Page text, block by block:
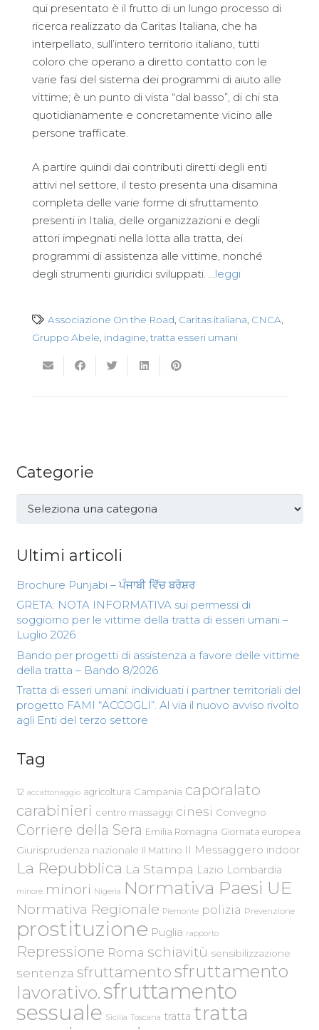
qui presentato è il frutto di un lungo processo di
ricerca realizzato da Caritas Italiana, che ha
interpellato, sull’intero territorio italiano, tutti
coloro che operano a diretto contatto con le
varie fasi del sistema dei programmi di aiuto alle
vittime; è un punto di vista “dal basso”, di chi sta
quotidianamente e concretamente vicino alle
persone trafficate.
A partire quindi dai contributi diretti degli enti
attivi nel settore, il testo presenta una disamina
completa delle varie forme di sfruttamento
presenti in Italia, delle organizzazioni e degli
attori impegnati nella lotta alla tratta, dei
programmi di assistenza alle vittime, nonché
degli strumenti giuridici sviluppati. … leggi
Associazione On the Road Caritas italiana CNCA
Gruppo Abele indagine tratta esseri umani
Categorie
Categorie
Ultimi articoli
Brochure Punjabi – ਪੰਜਾਬੀ ਵਿੱਚ ਬਰੋਸ਼ਰ
GRETA: NOTA INFORMATIVA sui permessi di
soggiorno per le vittime della tratta di esseri umani –
Luglio 2026
Bando per progetti di assistenza a favore delle vittime
della tratta – Bando 8/2026
Tratta di esseri umani: individuati i partner territoriali del
progetto FAMI “ACCOGLI”. Al via il nuovo avviso rivolto
agli Enti del terzo settore
Tag
12 accattonaggio agricoltura Campania caporalato
carabinieri centro massaggi cinesi Convegno
Corriere della Sera Emilia Romagna Giornata europea
Giurisprudenza nazionale Il Mattino Il Messaggero indoor
La Repubblica La Stampa Lazio Lombardia
minore minori Nigeria Normativa Paesi UE
Normativa Regionale Piemonte polizia Prevenzione
prostituzione Puglia rapporto
Repressione Roma schiavitù sensibilizzazione
sentenza sfruttamento sfruttamento
lavorativo.sfruttamento
sessuale Sicilia Toscana tratta tratta